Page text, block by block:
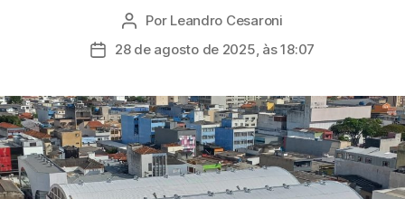
Autor
do
Por Leandro Cesaroni
Data28 de agosto de 2025, às 18:07